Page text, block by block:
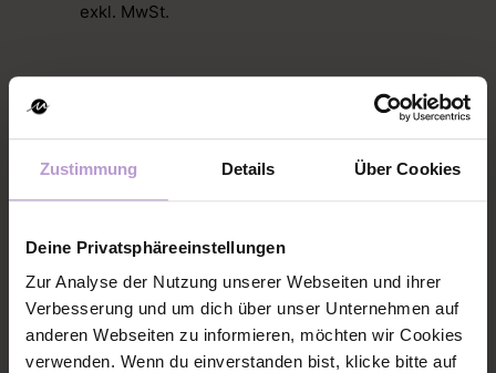
Zustimmung Details Über Cookies
Deine Privatsphäreeinstellungen
Zur Analyse der Nutzung unserer Webseiten und ihrer
Verbesserung und um dich über unser Unternehmen auf
anderen Webseiten zu informieren, möchten wir Cookies
verwenden. Wenn du einverstanden bist, klicke bitte auf
exkl. MwSt.
Mögliche Zahlungsarten
Kreditkarte
SEPA Lastschriftmandat
Erst nach Bestätigung deiner Mitgliedschaft durch uns
erhältst du die Zahlungsaufforderung per E-Mail an die
von dir angegebene E-Mail Adresse.